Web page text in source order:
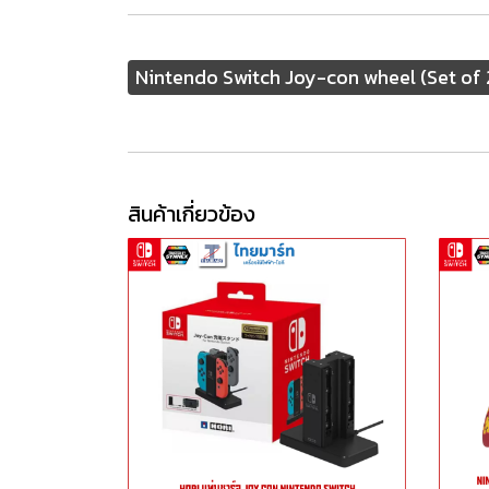
Nintendo Switch Joy-con wheel (Set of
สินค้าเกี่ยวข้อง